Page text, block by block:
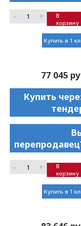
– +
В
корзину
Купить в 1
77 045
Купить
– +
В
корзину
Купить в 1